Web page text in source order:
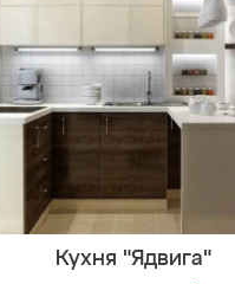
Кухня "Ядвига"